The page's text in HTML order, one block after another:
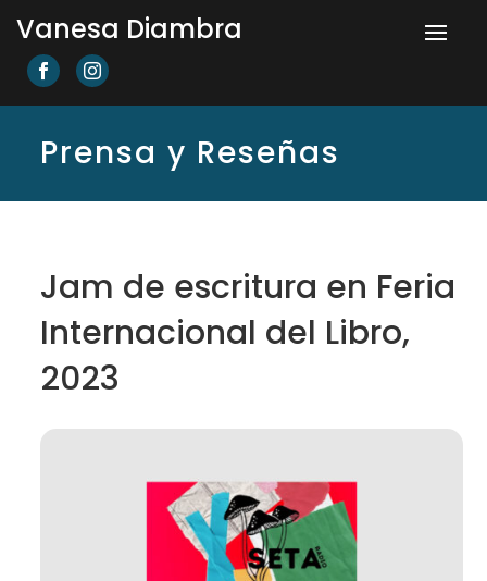
Vanesa Diambra
 
Prensa y Reseñas
Jam de escritura en Feria
Internacional del Libro,
2023